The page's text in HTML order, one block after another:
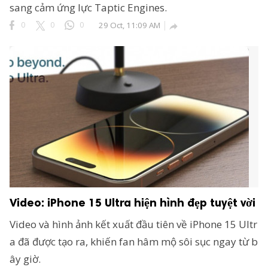
sang cảm ứng lực Taptic Engines.
0 0 0 29 Oct, 11:09 AM 
Video: iPhone 15 Ultra hiện hình đẹp tuyệt vời
Video và hình ảnh kết xuất đầu tiên về iPhone 15 Ultr
a đã được tạo ra, khiến fan hâm mộ sôi sục ngay từ b
ây giờ.